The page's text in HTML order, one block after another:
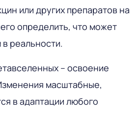
или других препаратов на
определить, что может
реальности.
– освоение
масштабные,
в адаптации любого